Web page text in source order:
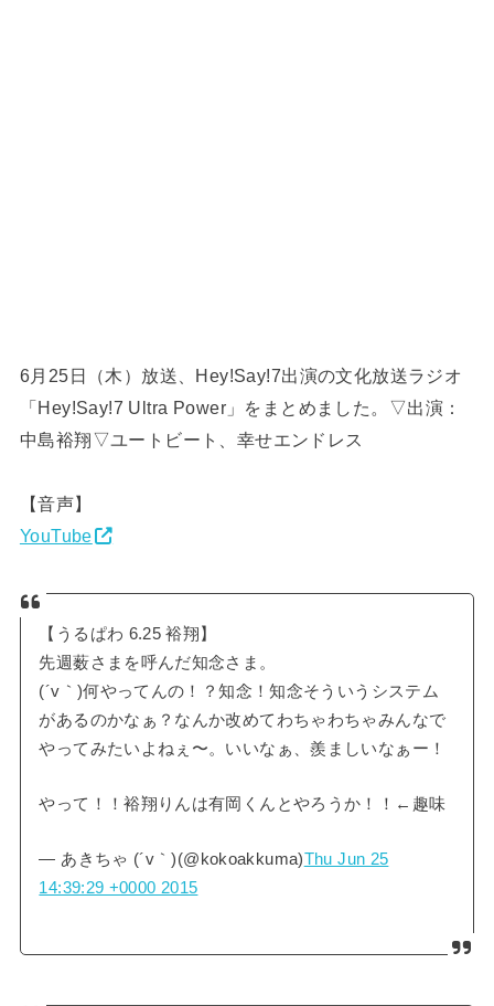
6月25日（木）放送、Hey!Say!7出演の文化放送ラジオ
「Hey!Say!7 Ultra Power」をまとめました。▽出演：
中島裕翔▽ユートビート、幸せエンドレス
【音声】
YouTube
【うるぱわ 6.25 裕翔】
先週薮さまを呼んだ知念さま。
(´v｀)何やってんの！？知念！知念そういうシステム
があるのかなぁ？なんか改めてわちゃわちゃみんなで
やってみたいよねぇ〜。いいなぁ、羨ましいなぁー！
やって！！裕翔りんは有岡くんとやろうか！！←趣味
— あきちゃ (´v｀)(@kokoakkuma)Thu Jun 25
14:39:29 +0000 2015